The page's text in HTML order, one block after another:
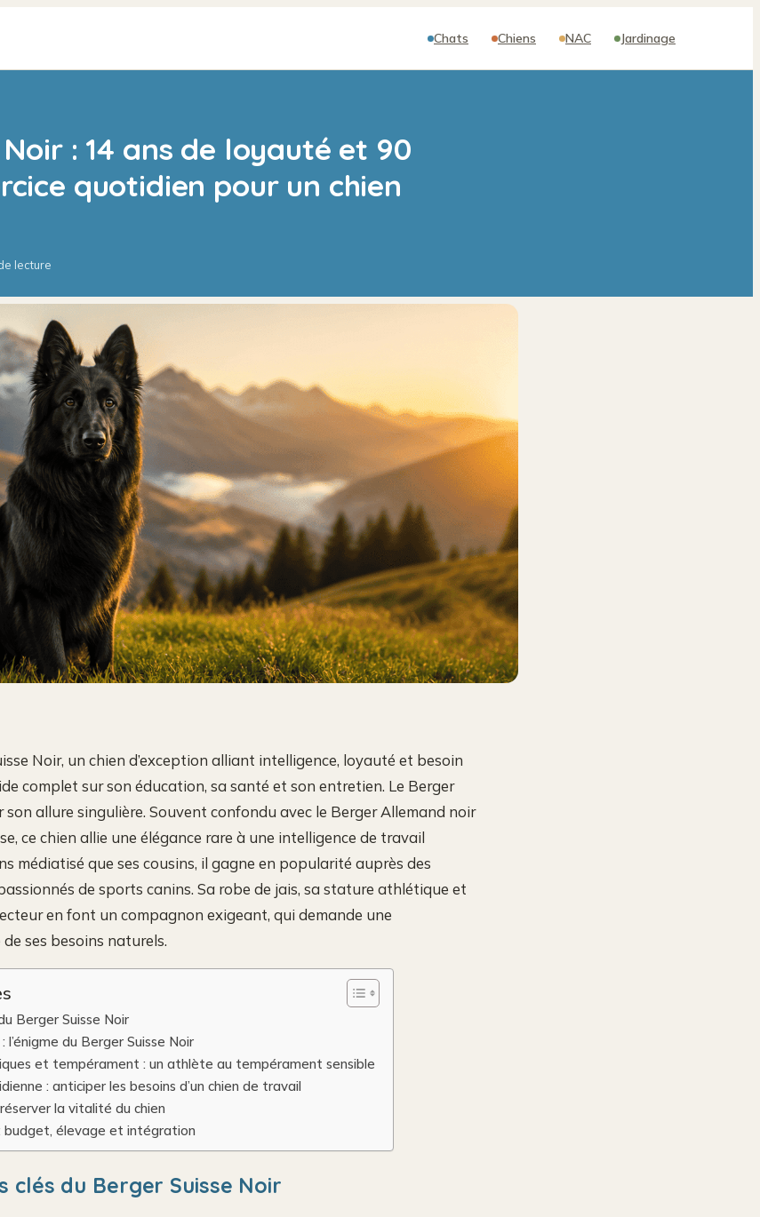
Chats Chiens NAC Jardinage
: 14 ans de loyauté et 90
quotidien pour un chien
lecture
Noir, un chien d’exception alliant intelligence, loyauté et besoin
complet sur son éducation, sa santé et son entretien. Le Berger
allure singulière. Souvent confondu avec le Berger Allemand noir
ce chien allie une élégance rare à une intelligence de travail
médiatisé que ses cousins, il gagne en popularité auprès des
de sports canins. Sa robe de jais, sa stature athlétique et
en font un compagnon exigeant, qui demande une
ses besoins naturels.
Berger Suisse Noir
du Berger Suisse Noir
et tempérament : un athlète au tempérament sensible
: anticiper les besoins d’un chien de travail
la vitalité du chien
budget, élevage et intégration
clés du Berger Suisse Noir